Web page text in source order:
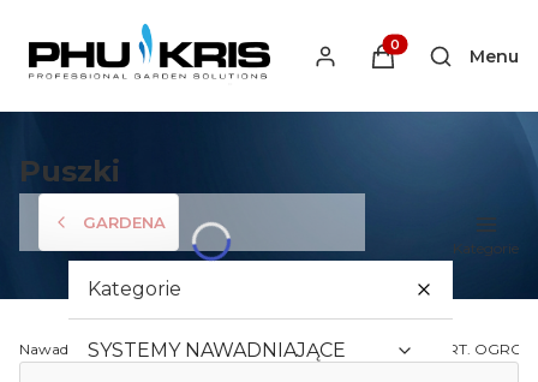
Produkty w
Otwórz
Menu
Puszki
GARDENA
Kategorie
Kategorie
SYSTEMY NAWADNIAJĄCE
Nawadnianiekris.pl - Profesjonalne Systemy Nawadniania ART.